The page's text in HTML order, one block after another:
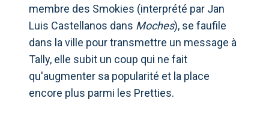
membre des Smokies (interprété par Jan
Luis Castellanos dans Moches), se faufile
dans la ville pour transmettre un message à
Tally, elle subit un coup qui ne fait
qu'augmenter sa popularité et la place
encore plus parmi les Pretties.